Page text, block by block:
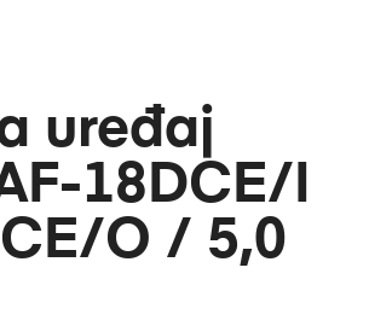
uređaj
18DCE/I
O / 5,0